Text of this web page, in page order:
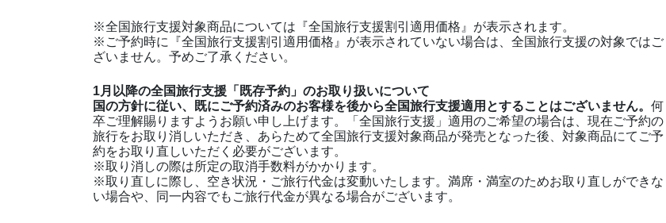
※全国旅行支援対象商品については『全国旅行支援割引適用価格』が表示されます。
※ご予約時に『全国旅行支援割引適用価格』が表示されていない場合は、全国旅行支援の対象ではご
ざいません。予めご了承ください。
1月以降の全国旅行支援「既存予約」のお取り扱いについて
国の方針に従い、既にご予約済みのお客様を後から全国旅行支援適用とすることはございません。 何
卒ご理解賜りますようお願い申し上げます。「全国旅行支援」適用のご希望の場合は、現在ご予約の
旅行をお取り消しいただき、あらためて全国旅行支援対象商品が発売となった後、対象商品にてご予
約をお取り直しいただく必要がございます。
※取り消しの際は所定の取消手数料がかかります。
※取り直しに際し、空き状況・ご旅行代金は変動いたします。満席・満室のためお取り直しができな
い場合や、同一内容でもご旅行代金が異なる場合がございます。